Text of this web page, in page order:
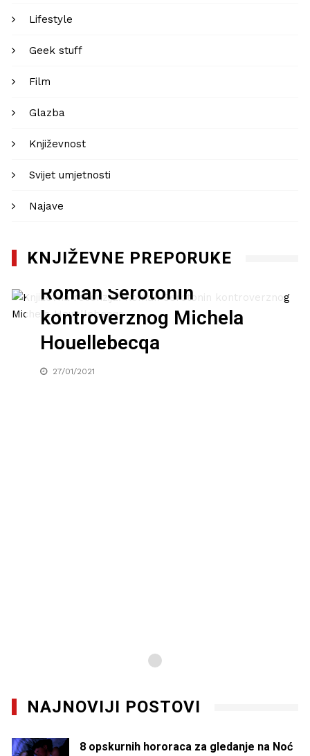
Lifestyle
Geek stuff
Film
Glazba
Književnost
Svijet umjetnosti
Najave
KNJIŽEVNE PREPORUKE
Književna recenzija:
Roman Serotonin
kontroverznog Michela
Houellebecqa
27/01/2021
NAJNOVIJI POSTOVI
8 opskurnih hororaca za gledanje na Noć